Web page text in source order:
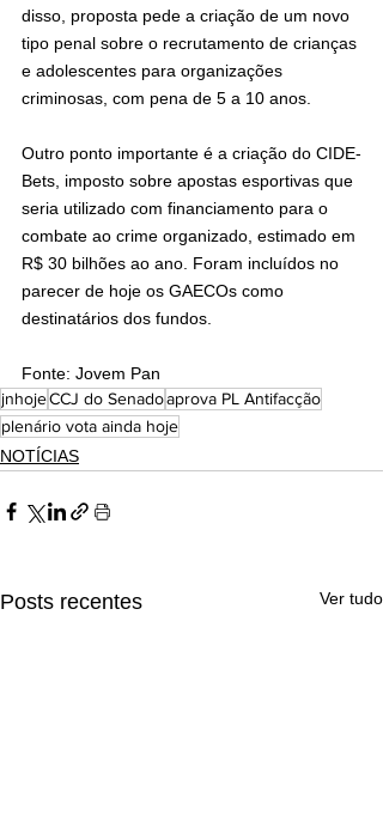
disso, proposta pede a criação de um novo
tipo penal sobre o recrutamento de crianças
e adolescentes para organizações
criminosas, com pena de 5 a 10 anos.
Outro ponto importante é a criação do CIDE-
Bets, imposto sobre apostas esportivas que
seria utilizado com financiamento para o
combate ao crime organizado, estimado em
R$ 30 bilhões ao ano. Foram incluídos no
parecer de hoje os GAECOs como
destinatários dos fundos.
Fonte: Jovem Pan
jnhojeCCJ do Senadoaprova PL Antifacção
plenário vota ainda hoje
NOTÍCIAS
Posts recentes Ver tudo